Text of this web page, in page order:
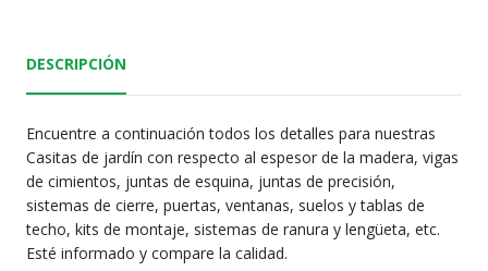
DESCRIPCIÓN
Encuentre a continuación todos los detalles para nuestras
Casitas de jardín con respecto al espesor de la madera, vigas
de cimientos, juntas de esquina, juntas de precisión,
sistemas de cierre, puertas, ventanas, suelos y tablas de
techo, kits de montaje, sistemas de ranura y lengüeta, etc.
Esté informado y compare la calidad.